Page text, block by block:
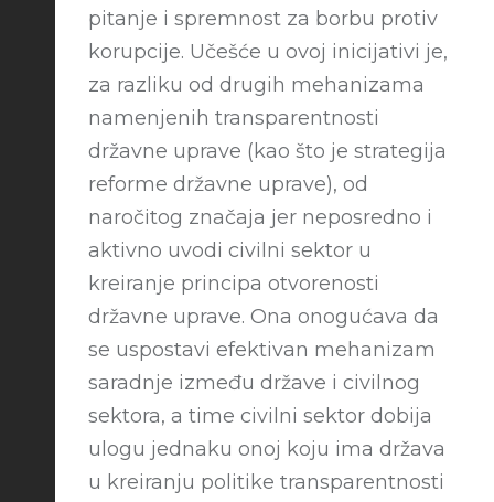
pitanje i spremnost za borbu protiv
korupcije. Učešće u ovoj inicijativi je,
za razliku od drugih mehanizama
namenjenih transparentnosti
državne uprave (kao što je strategija
reforme državne uprave), od
naročitog značaja jer neposredno i
aktivno uvodi civilni sektor u
kreiranje principa otvorenosti
državne uprave. Ona onogućava da
se uspostavi efektivan mehanizam
saradnje između države i civilnog
sektora, a time civilni sektor dobija
ulogu jednaku onoj koju ima država
u kreiranju politike transparentnosti